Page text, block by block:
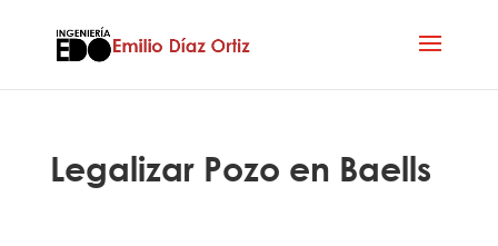
Legalizar Pozo en Baells